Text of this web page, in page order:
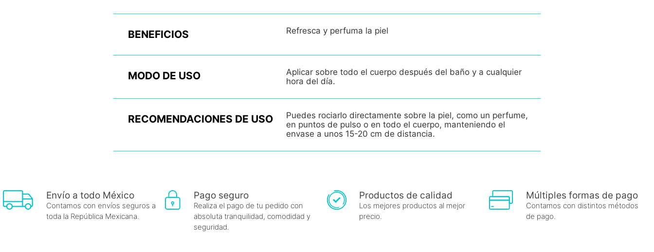
BENEFICIOS Refresca y perfuma la piel
MODO DE USO
Aplicar sobre todo el cuerpo después del baño y a cualquier
hora del día.
RECOMENDACIONES DE USO
Puedes rociarlo directamente sobre la piel, como un perfume,
en puntos de pulso o en todo el cuerpo, manteniendo el
envase a unos 15-20 cm de distancia.
Envío a todo México
Contamos con envíos seguros a
toda la República Mexicana.
Pago seguro
Realiza el pago de tu pedido con
absoluta tranquilidad, comodidad y
seguridad.
Productos de calidad
Los mejores productos al mejor
precio.
Múltiples formas de pago
Contamos con distintos métodos
de pago.